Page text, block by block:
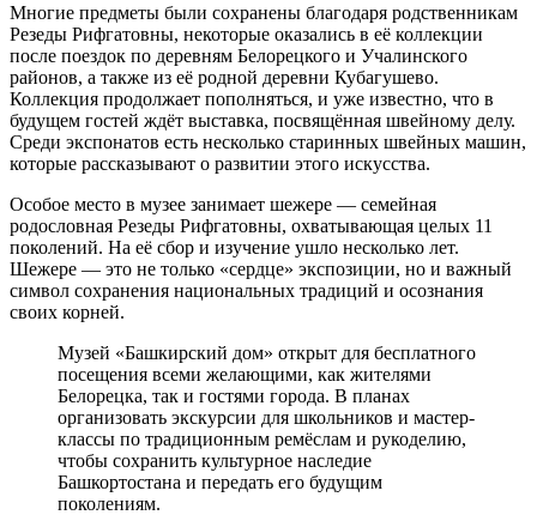
Многие предметы были сохранены благодаря родственникам
Резеды Рифгатовны, некоторые оказались в её коллекции
после поездок по деревням Белорецкого и Учалинского
районов, а также из её родной деревни Кубагушево.
Коллекция продолжает пополняться, и уже известно, что в
будущем гостей ждёт выставка, посвящённая швейному делу.
Среди экспонатов есть несколько старинных швейных машин,
которые рассказывают о развитии этого искусства.
Особое место в музее занимает шежере — семейная
родословная Резеды Рифгатовны, охватывающая целых 11
поколений. На её сбор и изучение ушло несколько лет.
Шежере — это не только «сердце» экспозиции, но и важный
символ сохранения национальных традиций и осознания
своих корней.
Музей «Башкирский дом» открыт для бесплатного
посещения всеми желающими, как жителями
Белорецка, так и гостями города. В планах
организовать экскурсии для школьников и мастер-
классы по традиционным ремёслам и рукоделию,
чтобы сохранить культурное наследие
Башкортостана и передать его будущим
поколениям.